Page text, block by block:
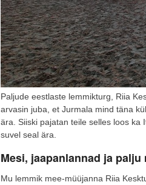
Paljude eestlaste lemmikturg, Riia
arvasin juba, et Jurmala mind täna
ära. Siiski pajatan teile selles loos ka
suvel seal ära.
Mesi, jaapanlannad ja palju
Mu lemmik mee-müüjanna Riia